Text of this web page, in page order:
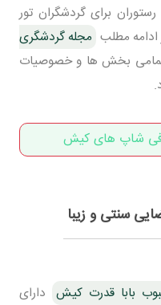
برای گردشگران تور
مطلب مجله گردشگری
بخش ها و خصوصیات
شاپ های کیش
سنتی و زیبا
بابا قدرت کیش دارای